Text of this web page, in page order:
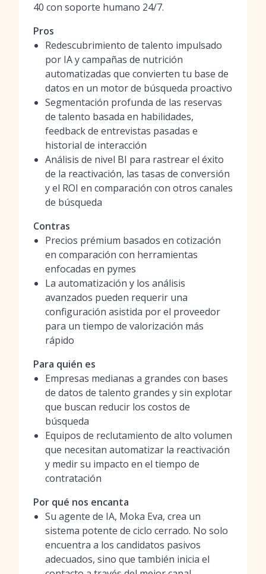
40 con soporte humano 24/7.
Pros
Redescubrimiento de talento impulsado
por IA y campañas de nutrición
automatizadas que convierten tu base de
datos en un motor de búsqueda proactivo
Segmentación profunda de las reservas
de talento basada en habilidades,
feedback de entrevistas pasadas e
historial de interacción
Análisis de nivel BI para rastrear el éxito
de la reactivación, las tasas de conversión
y el ROI en comparación con otros canales
de búsqueda
Contras
Precios prémium basados en cotización
en comparación con herramientas
enfocadas en pymes
La automatización y los análisis
avanzados pueden requerir una
configuración asistida por el proveedor
para un tiempo de valorización más
rápido
Para quién es
Empresas medianas a grandes con bases
de datos de talento grandes y sin explotar
que buscan reducir los costos de
búsqueda
Equipos de reclutamiento de alto volumen
que necesitan automatizar la reactivación
y medir su impacto en el tiempo de
contratación
Por qué nos encanta
Su agente de IA, Moka Eva, crea un
sistema potente de ciclo cerrado. No solo
encuentra a los candidatos pasivos
adecuados, sino que también inicia el